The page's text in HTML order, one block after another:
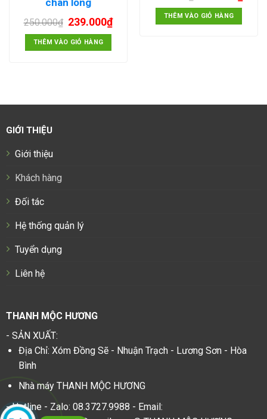
chân lông
250.000₫ 239.000₫
THÊM VÀO GIỎ HÀNG
THÊM VÀO GIỎ HÀNG
GIỚI THIỆU
Giới thiệu
Khách hàng
Đối tác
Hệ thống quản lý
Tuyển dụng
Liên hệ
THANH MỘC HƯƠNG
- SẢN XUẤT:
Địa Chỉ: Xóm Đồng Sẽ - Nhuận Trạch - Lương Sơn - Hòa
Bình
Nhà máy THANH MỘC HƯƠNG
- Hotline - Zalo: 08.3727.9988 - Email: